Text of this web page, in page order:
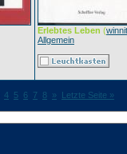
Erlebtes Leben (winnit
Allgemein
4 5 6 7 8 » Letzte Seite »